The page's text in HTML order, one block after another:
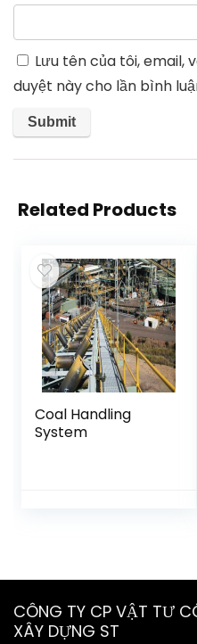
Lưu tên của tôi,
duyệt này cho lần bình
Related Products
Coal Handling
System
CÔNG TY CP VẬT TƯ
XÂY DỰNG ST